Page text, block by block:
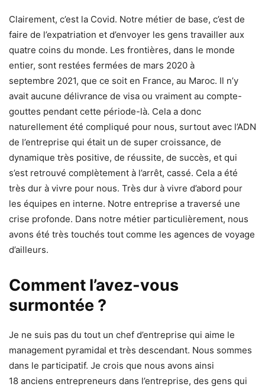
Clairement, c’est la Covid. Notre métier de base, c’est de
faire de l’expatriation et d’envoyer les gens travailler aux
quatre coins du monde. Les frontières, dans le monde
entier, sont restées fermées de mars 2020 à
septembre 2021, que ce soit en France, au Maroc. Il n’y
avait aucune délivrance de visa ou vraiment au compte-
gouttes pendant cette période-là. Cela a donc
naturellement été compliqué pour nous, surtout avec l’ADN
de l’entreprise qui était un de super croissance, de
dynamique très positive, de réussite, de succès, et qui
s’est retrouvé complètement à l’arrêt, cassé. Cela a été
très dur à vivre pour nous. Très dur à vivre d’abord pour
les équipes en interne. Notre entreprise a traversé une
crise profonde. Dans notre métier particulièrement, nous
avons été très touchés tout comme les agences de voyage
d’ailleurs.
Comment l’avez-vous
surmontée ?
Je ne suis pas du tout un chef d’entreprise qui aime le
management pyramidal et très descendant. Nous sommes
dans le participatif. Je crois que nous avons ainsi
18 anciens entrepreneurs dans l’entreprise, des gens qui